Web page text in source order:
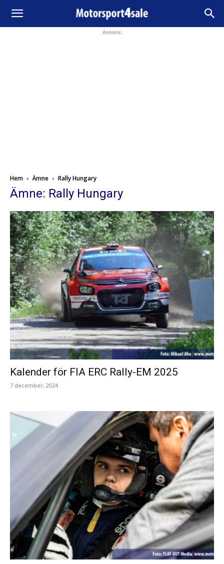
Annons:
Hem Ämne Rally Hungary
Ämne: Rally Hungary
Kalender för FIA ERC Rally-EM 2025
7 december, 2024